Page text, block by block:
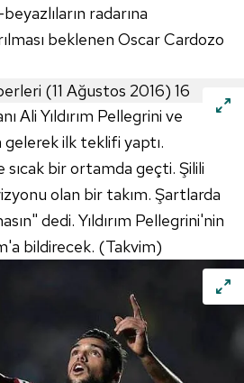
radarına
beklenen Oscar Cardozo
Ali Yıldırım Pellegrini ve
ilk teklifi yaptı.
bir ortamda geçti. Şilili
olan bir takım. Şartlarda
dedi. Yıldırım Pellegrini'nin
bildirecek. (Takvim)